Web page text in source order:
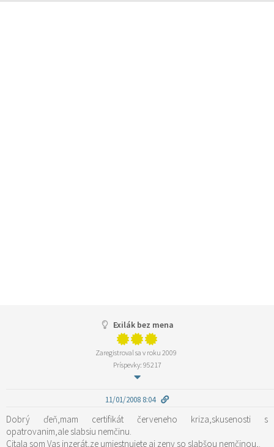
Exilák bez mena
Zaregistroval sa v roku 2009
Príspevky: 95217
11/01/2008 8:04
Dobrý ďeň,mam certifikát červeneho kriza,skusenosti s
opatrovanim,ale slabsiu nemčinu.
Citala som Vas inzerát,ze umiestnujete aj zeny so slabšou nemčinou,.